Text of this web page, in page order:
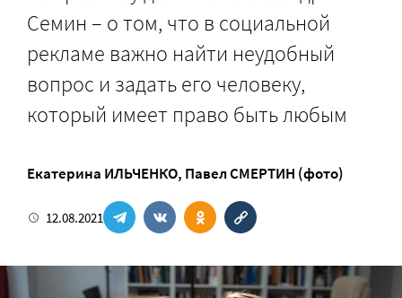
Семин – о том, что в социальной
рекламе важно найти неудобный
вопрос и задать его человеку,
который имеет право быть любым
Екатерина ИЛЬЧЕНКО, Павел СМЕРТИН (фото)
12.08.2021